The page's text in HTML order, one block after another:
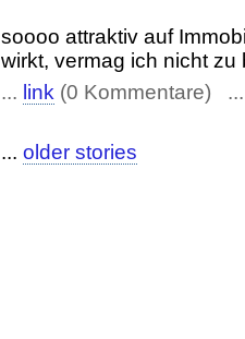
soooo attraktiv auf
wirkt, vermag ich nicht zu
... link (0 Kommentare)
... older stories